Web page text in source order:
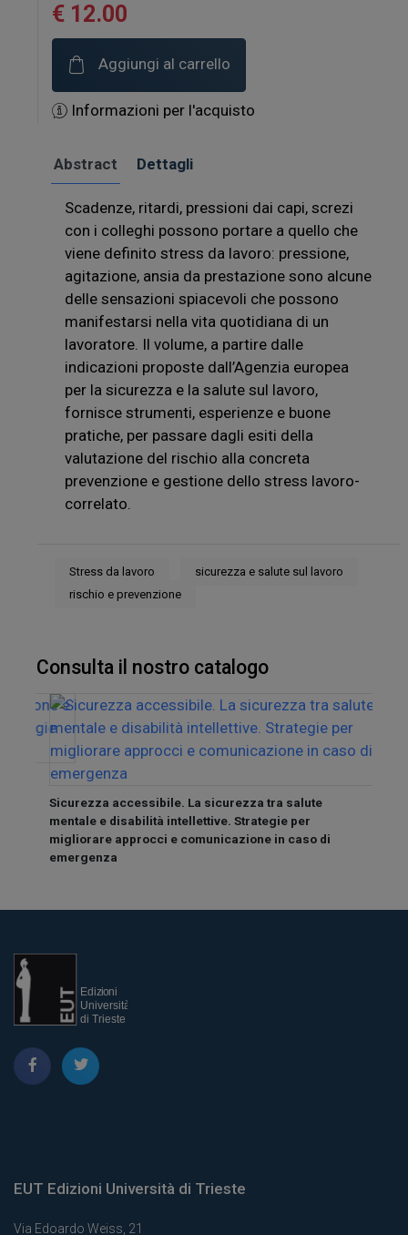
€ 12.00
Aggiungi al carrello
Informazioni per l'acquisto
Abstract Dettagli
Scadenze, ritardi, pressioni dai capi, screzi
con i colleghi possono portare a quello che
viene definito stress da lavoro: pressione,
agitazione, ansia da prestazione sono alcune
delle sensazioni spiacevoli che possono
manifestarsi nella vita quotidiana di un
lavoratore. Il volume, a partire dalle
indicazioni proposte dall’Agenzia europea
per la sicurezza e la salute sul lavoro,
fornisce strumenti, esperienze e buone
pratiche, per passare dagli esiti della
valutazione del rischio alla concreta
prevenzione e gestione dello stress lavoro-
correlato.
Stress da lavoro
sicurezza e salute sul lavoro
rischio e prevenzione
Consulta il nostro catalogo
Sicurezza accessibile. La sicurezza tra salute
mentale e disabilità intellettive. Strategie per
migliorare approcci e comunicazione in caso di
emergenza
EUT Edizioni Università di Trieste
Via Edoardo Weiss, 21